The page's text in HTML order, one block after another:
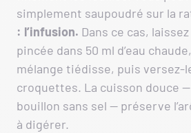
simplement saupoudré sur la
: l’infusion. Dans ce cas,
pincée dans 50 ml d’eau
mélange tiédisse, puis versez-
croquettes. La cuisson douce
bouillon sans sel — préserve
à digérer.